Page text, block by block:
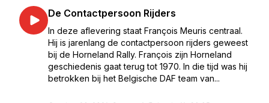
De Contactpersoon Rijders
In deze aflevering staat François Meuris centraal.
Hij is jarenlang de contactpersoon rijders geweest
bij de Horneland Rally. François zijn Horneland
geschiedenis gaat terug tot 1970. In die tijd was hij
betrokken bij het Belgische DAF team van...